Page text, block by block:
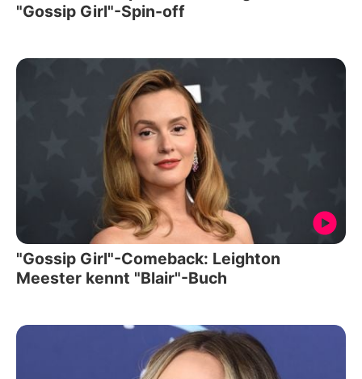
"Gossip Girl"-Spin-off
"Gossip Girl"-Comeback: Leighton
Meester kennt "Blair"-Buch